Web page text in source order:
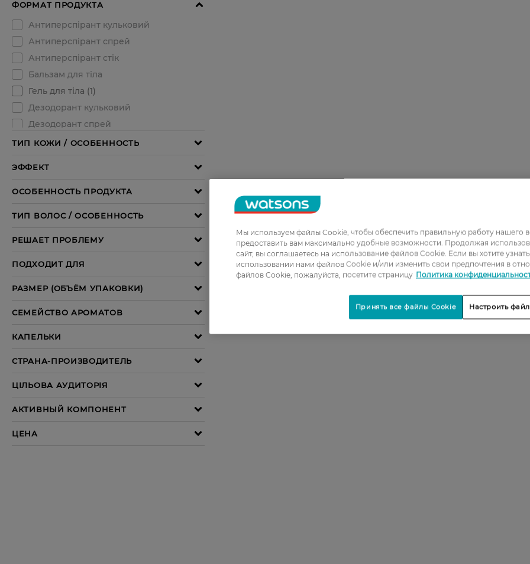
Мы используем файлы Cookie, чтобы обеспечить правильную работу нашего
предоставить вам максимально удобные возможности. Продолжая
сайт, вы соглашаетесь на использование файлов Cookie. Если вы хотите
использовании нами файлов Cookie и/или изменить свои предпочтения в
файлов Cookie, пожалуйста, посетите страницу Политика
Настроить
Принять все файлы Cookie